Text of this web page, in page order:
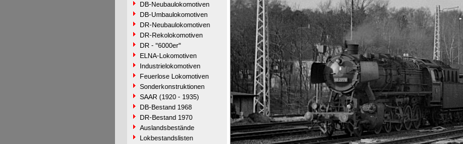
DB-Neubaulokomotiven
DB-Umbaulokomotiven
DR-Neubaulokomotiven
DR-Rekolokomotiven
DR - "6000er"
ELNA-Lokomotiven
Industrielokomotiven
Feuerlose Lokomotiven
Sonderkonstruktionen
SAAR (1920 - 1935)
DB-Bestand 1968
DR-Bestand 1970
Auslandsbestände
Lokbestandslisten